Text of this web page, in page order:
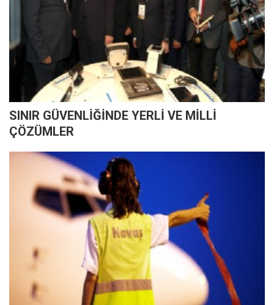
SINIR GÜVENLİĞİNDE YERLİ VE MİLLİ
ÇÖZÜMLER